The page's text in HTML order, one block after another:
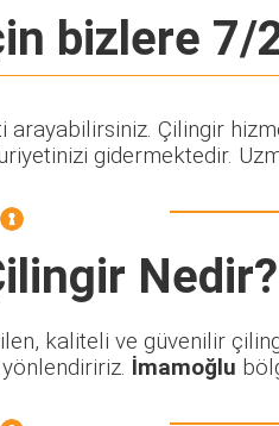
bizlere 7/
arayabilirsiniz. Çilingir
gidermektedir.
Nedir?
kaliteli ve güvenilir
İmamoğlu